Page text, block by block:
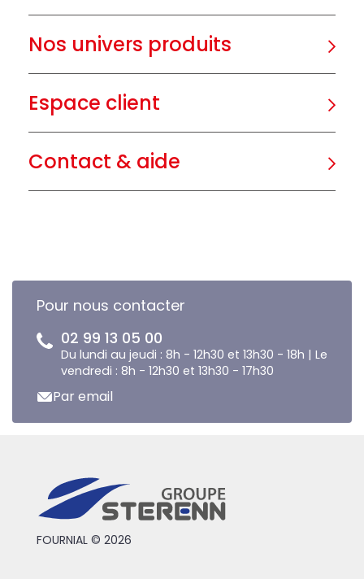
Nos univers produits
Espace client
Contact & aide
Pour nous contacter
02 99 13 05 00
Du lundi au jeudi : 8h - 12h30 et 13h30 - 18h | Le
vendredi : 8h - 12h30 et 13h30 - 17h30
Par email
FOURNIAL © 2026